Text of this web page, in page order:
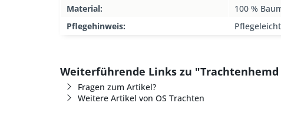
Material:
100 %
Pflegehinweis:
Weiterführende Links zu
Fragen zum Artikel?
Weitere Artikel von OS Trachten